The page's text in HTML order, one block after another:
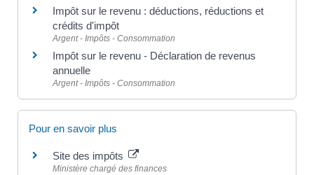
Impôt sur le revenu : déductions, réductions et
crédits d'impôt
Argent - Impôts - Consommation
Impôt sur le revenu - Déclaration de revenus
annuelle
Argent - Impôts - Consommation
Pour en savoir plus
Site des impôts
Ministère chargé des finances